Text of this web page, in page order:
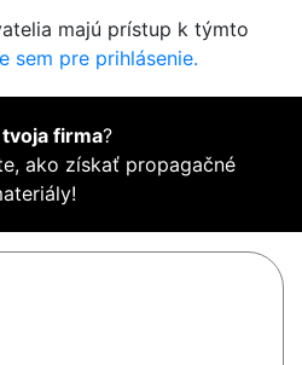
majú prístup k týmto
sem pre prihlásenie.
firma?
ako získať propagačné